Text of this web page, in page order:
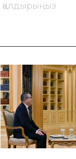
қалдырыңыз